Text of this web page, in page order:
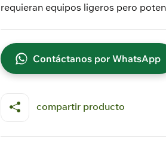
requieran equipos ligeros pero
Contáctanos por WhatsApp
compartir producto